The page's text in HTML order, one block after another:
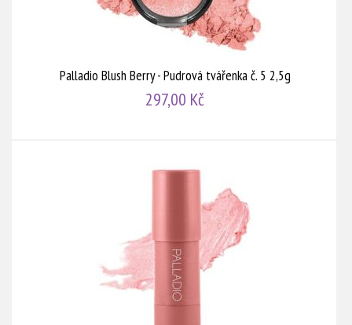
Palladio Blush Berry - Pudrová tvářenka č. 5 2,5g
297,00 Kč